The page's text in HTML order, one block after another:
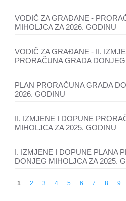
VODIČ ZA GRAĐANE -
MIHOLJCA ZA 2026. GODINU
VODIČ ZA GRAĐANE - II.
PRORAČUNA GRADA
PLAN PRORAČUNA GRADA
2026. GODINU
II. IZMJENE I DOPUNE
MIHOLJCA ZA 2025. GODINU
I. IZMJENE I DOPUNE PLANA
DONJEG MIHOLJCA ZA 2025.
Stranice
1 2 3 4 5 6 7 8 9